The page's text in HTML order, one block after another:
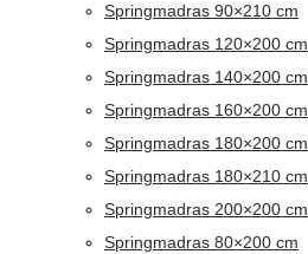
Springmadras 90×210 cm
Springmadras 120×200 cm
Springmadras 140×200 cm
Springmadras 160×200 cm
Springmadras 180×200 cm
Springmadras 180×210 cm
Springmadras 200×200 cm
Springmadras 80×200 cm